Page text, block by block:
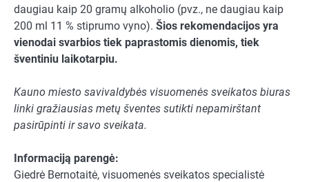
daugiau kaip 20 gramų alkoholio (pvz., ne daugiau kaip
200 ml 11 % stiprumo vyno). Šios rekomendacijos yra
vienodai svarbios tiek paprastomis dienomis, tiek
šventiniu laikotarpiu.
Kauno miesto savivaldybės visuomenės sveikatos biuras
linki gražiausias metų šventes sutikti nepamirštant
pasirūpinti ir savo sveikata.
Informaciją parengė:
Giedrė Bernotaitė, visuomenės sveikatos specialistė